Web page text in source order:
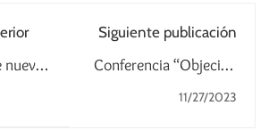
nueva
la
Siguiente publicación
Conferencia “Objeción
de conciencia.
11/27/2023